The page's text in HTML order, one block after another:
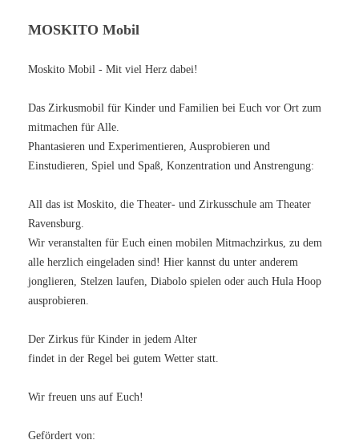
MOSKITO Mobil
Moskito Mobil - Mit viel Herz dabei!
Das Zirkusmobil für Kinder und Familien bei Euch vor Ort zum
mitmachen für Alle.
Phantasieren und Experimentieren, Ausprobieren und
Einstudieren, Spiel und Spaß, Konzentration und Anstrengung:
All das ist Moskito, die Theater- und Zirkusschule am Theater
Ravensburg.
Wir veranstalten für Euch einen mobilen Mitmachzirkus, zu dem
alle herzlich eingeladen sind! Hier kannst du unter anderem
jonglieren, Stelzen laufen, Diabolo spielen oder auch Hula Hoop
ausprobieren.
Der Zirkus für Kinder in jedem Alter
findet in der Regel bei gutem Wetter statt.
Wir freuen uns auf Euch!
Gefördert von: